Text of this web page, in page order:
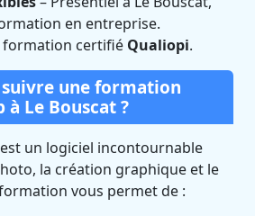
en entreprise.
formation certifié Qualiopi.
une formation
à Le Bouscat ?
un logiciel incontournable
la création graphique et le
vous permet de :